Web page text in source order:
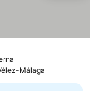
Málaga